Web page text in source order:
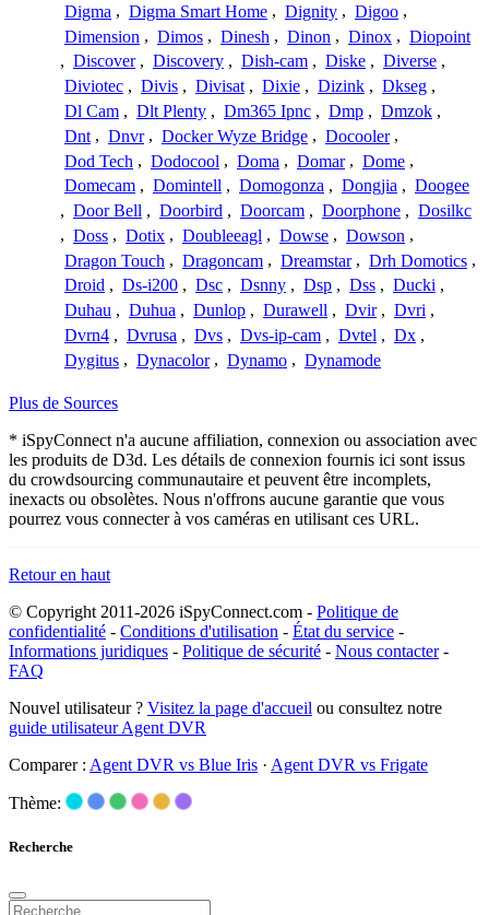
Digma , Digma Smart Home , Dignity , Digoo ,
Dimension , Dimos , Dinesh , Dinon , Dinox , Diopoint
, Discover , Discovery , Dish-cam , Diske , Diverse ,
Diviotec , Divis , Divisat , Dixie , Dizink , Dkseg ,
Dl Cam , Dlt Plenty , Dm365 Ipnc , Dmp , Dmzok ,
Dnt , Dnvr , Docker Wyze Bridge , Docooler ,
Dod Tech , Dodocool , Doma , Domar , Dome ,
Domecam , Domintell , Domogonza , Dongjia , Doogee
, Door Bell , Doorbird , Doorcam , Doorphone , Dosilkc
, Doss , Dotix , Doubleeagl , Dowse , Dowson ,
Dragon Touch , Dragoncam , Dreamstar , Drh Domotics ,
Droid , Ds-i200 , Dsc , Dsnny , Dsp , Dss , Ducki ,
Duhau , Duhua , Dunlop , Durawell , Dvir , Dvri ,
Dvrn4 , Dvrusa , Dvs , Dvs-ip-cam , Dvtel , Dx ,
Dygitus , Dynacolor , Dynamo , Dynamode
Plus de Sources
* iSpyConnect n'a aucune affiliation, connexion ou association avec
les produits de D3d. Les détails de connexion fournis ici sont issus
du crowdsourcing communautaire et peuvent être incomplets,
inexacts ou obsolètes. Nous n'offrons aucune garantie que vous
pourrez vous connecter à vos caméras en utilisant ces URL.
Retour en haut
© Copyright 2011-2026 iSpyConnect.com - Politique de
confidentialité - Conditions d'utilisation - État du service -
Informations juridiques - Politique de sécurité - Nous contacter-
FAQ
Nouvel utilisateur ? Visitez la page d'accueil ou consultez notre
guide utilisateur Agent DVR
Comparer : Agent DVR vs Blue Iris · Agent DVR vs Frigate
Thème:
Recherche